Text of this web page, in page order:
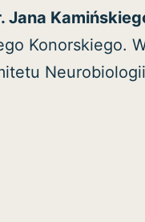
Jana
Konorskiego.